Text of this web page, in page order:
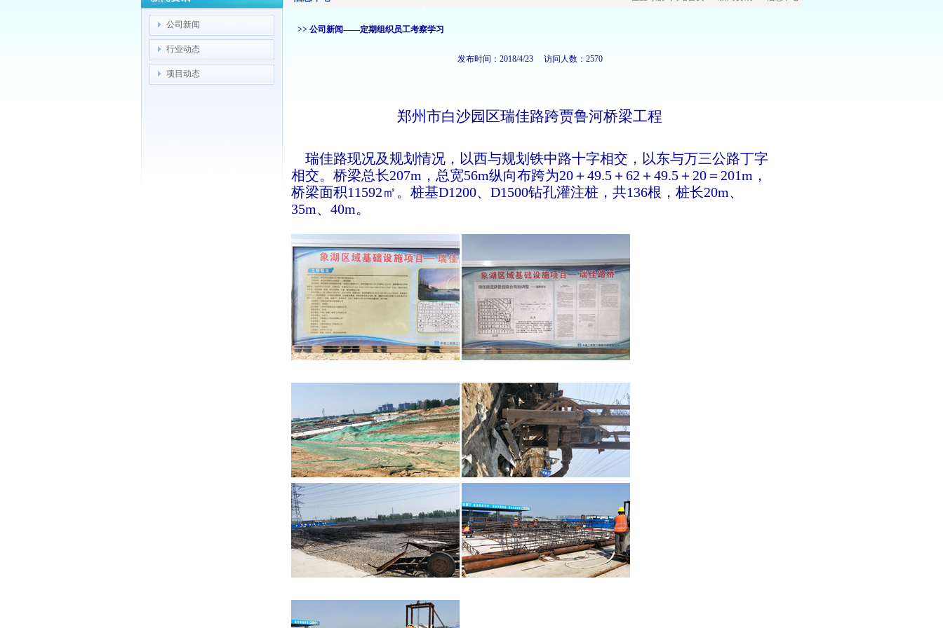
公司新闻
行业动态
项目动态
>> 公司新闻——定期组织员工考察学习
发布时间：2018/4/23 访问人数：2570
郑州市白沙园区瑞佳路跨贾鲁河桥梁工程
瑞佳路现况及规划情况，以西与规划铁中路十字相交，以东与万三公路丁字
相交。桥梁总长207m，总宽56m纵向布跨为20＋49.5＋62＋49.5＋20＝201m，
桥梁面积11592㎡。桩基D1200、D1500钻孔灌注桩，共136根，桩长20m、
35m、40m。